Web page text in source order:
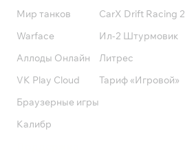
Мир танков
Warface
Аллоды Онлайн
VK Play Cloud
Браузерные игры
Калибр
CarX Drift Racing 2
Ил-2 Штурмовик
Литрес
Тариф «Игровой»